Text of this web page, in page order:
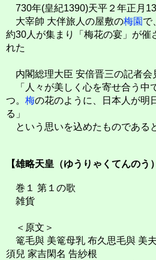
730年(皇紀1390)天平２年正月13
大宰帥 大伴旅人の屋敷の梅園 で
約30人が集まり「梅花の宴」が催
れた
内閣総理大臣 安倍晋三の記者会
「人々が美しく心を寄せ合う中
つ。 梅の花のように、日本人が明
る」
という思いを込めたものである
【雄略天皇（ゆうりゃくてんのう
巻１ 第１の歌
雑貨
＜原文＞
篭毛與 美篭母乳 布久思毛與 美
須兒 家吉閑名 告紗根